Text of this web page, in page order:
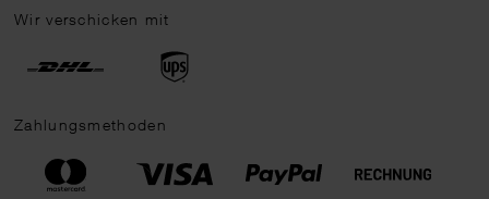
Wir verschicken mit
Zahlungsmethoden